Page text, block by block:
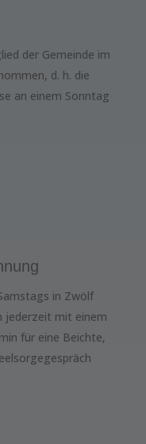
der Gemeinde im
d. h. die
an einem Sonntag
in Zwölf
jederzeit mit einem
für eine Beichte,